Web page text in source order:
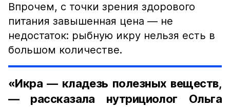
Впрочем, с точки зрения здорового
питания завышенная цена — не
недостаток: рыбную икру нельзя есть в
большом количестве.
«Икра — кладезь полезных веществ,
— рассказала нутрициолог Ольга